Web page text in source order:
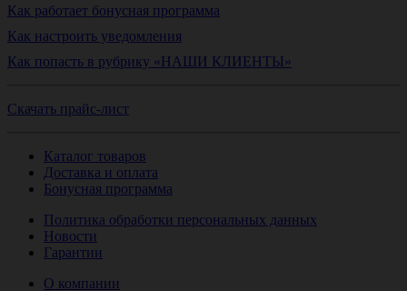
Как работает бонусная программа
Как настроить уведомления
Как попасть в рубрику «НАШИ КЛИЕНТЫ»
Скачать прайс-лист
Каталог товаров
Доставка и оплата
Бонусная программа
Политика обработки персональных данных
Новости
Гарантии
О компании